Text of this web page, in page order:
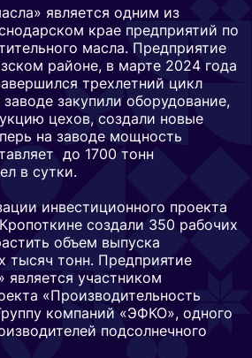
является одним из
крае предприятий по
масла. Предприятие
районе, в марте 2024 года
трехлетний цикл
закупили оборудование,
цехов, создали новые
на заводе мощность
до 1700 тонн
в сутки.
инвестиционного проекта
создали 350 рабочих
объем выпуска
тысяч тонн. Предприятие
является участником
«Производительность
компаний «ЭФКО», одного
подсолнечного